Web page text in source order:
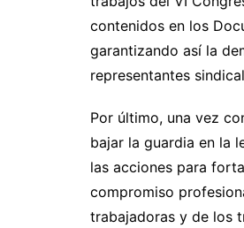
contenidos en los
garantizando así la
representantes
Por último, una vez
bajar la guardia en la
las acciones para
compromiso
trabajadoras y de los